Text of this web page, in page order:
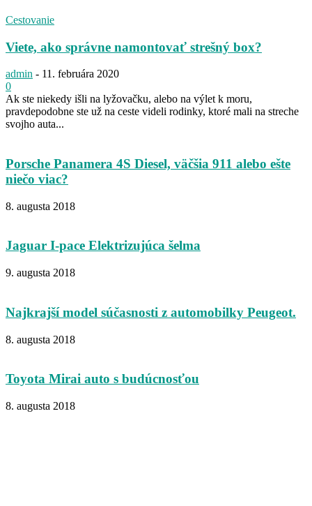
Cestovanie
Viete, ako správne namontovať strešný box?
admin - 11. februára 2020
0
Ak ste niekedy išli na lyžovačku, alebo na výlet k moru,
pravdepodobne ste už na ceste videli rodinky, ktoré mali na streche
svojho auta...
Porsche Panamera 4S Diesel, väčšia 911 alebo ešte
niečo viac?
8. augusta 2018
Jaguar I-pace Elektrizujúca šelma
9. augusta 2018
Najkrajší model súčasnosti z automobilky Peugeot.
8. augusta 2018
Toyota Mirai auto s budúcnosťou
8. augusta 2018